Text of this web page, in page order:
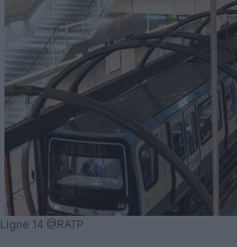
Ligne 14 @RATP